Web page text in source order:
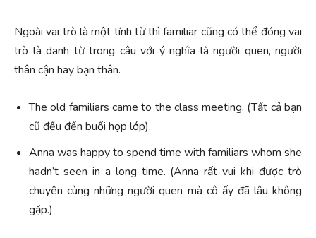
Ngoài vai trò là một tính từ thì familiar cũng có thể đóng vai
trò là danh từ trong câu với ý nghĩa là người quen, người
thân cận hay bạn thân.
The old familiars came to the class meeting. (Tất cả bạn
cũ đều đến buổi họp lớp).
Anna was happy to spend time with familiars whom she
hadn’t seen in a long time. (Anna rất vui khi được trò
chuyên cùng những người quen mà cô ấy đã lâu không
gặp.)